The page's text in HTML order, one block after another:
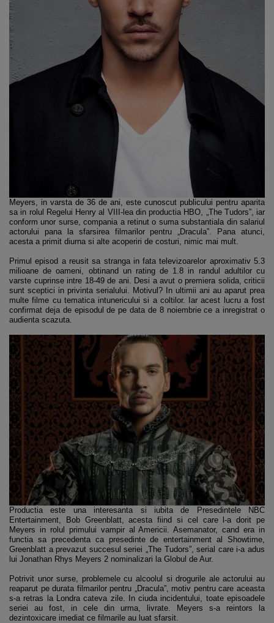
Meyers, in varsta de 36 de ani, este cunoscut publicului pentru aparita
sa in rolul Regelui Henry al VIII-lea din productia HBO, „The Tudors”, iar
conform unor surse, compania a retinut o suma substantiala din salariul
actorului pana la sfarsirea filmarilor pentru „Dracula”. Pana atunci,
acesta a primit diurna si alte acoperiri de costuri, nimic mai mult.
Primul episod a reusit sa stranga in fata televizoarelor aproximativ 5.3
milioane de oameni, obtinand un rating de 1.8 in randul adultilor cu
varste cuprinse intre 18-49 de ani. Desi a avut o premiera solida, criticii
sunt sceptici in privinta serialului. Motivul? In ultimii ani au aparut prea
multe filme cu tematica intunericului si a coltilor. Iar acest lucru a fost
confirmat deja de episodul de pe data de 8 noiembrie ce a inregistrat o
audienta scazuta.
Productia este una interesanta si iubita de Presedintele NBC
Entertainment, Bob Greenblatt, acesta fiind si cel care l-a dorit pe
Meyers in rolul primului vampir al Americii. Asemanator, cand era in
functia sa precedenta ca presedinte de entertainment al Showtime,
Greenblatt a prevazut succesul seriei „The Tudors”, serial care i-a adus
lui Jonathan Rhys Meyers 2 nominalizari la Globul de Aur.
Potrivit unor surse, problemele cu alcoolul si drogurile ale actorului au
reaparut pe durata filmarilor pentru „Dracula”, motiv pentru care aceasta
s-a retras la Londra cateva zile. In ciuda incidentului, toate episoadele
seriei au fost, in cele din urma, livrate. Meyers s-a reintors la
dezintoxicare imediat ce filmarile au luat sfarsit.